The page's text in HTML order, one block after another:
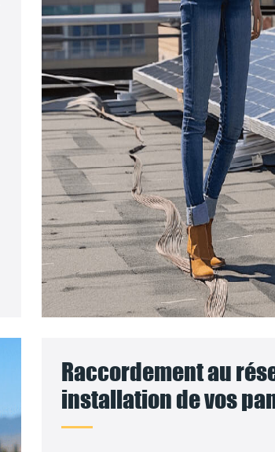
Raccordement au
installation de vos